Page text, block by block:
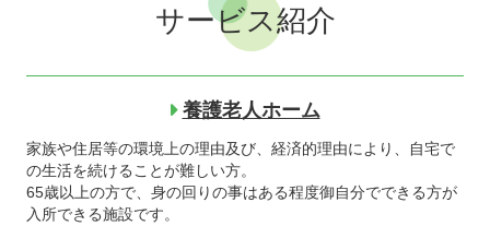
サービス紹介
養護老人ホーム
家族や住居等の環境上の理由及び、経済的理由により、自宅で
の生活を続けることが難しい方。
65歳以上の方で、身の回りの事はある程度御自分でできる方が
入所できる施設です。